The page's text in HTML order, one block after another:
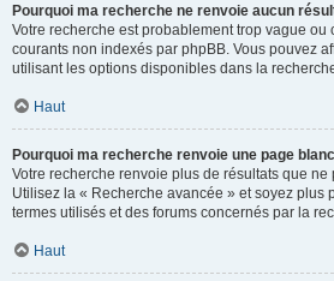
Pourquoi ma recherche ne renvoie aucun
Votre recherche est probablement trop vague
courants non indexés par phpBB. Vous pouvez
utilisant les options disponibles dans la
Haut
Pourquoi ma recherche renvoie une page
Votre recherche renvoie plus de résultats que
Utilisez la « Recherche avancée » et soyez plus
termes utilisés et des forums concernés par la
Haut